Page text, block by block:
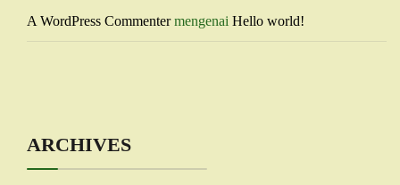
A WordPress Commentermengenai Hello world!
ARCHIVES